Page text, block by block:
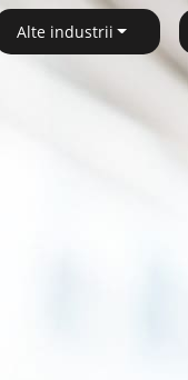
Alte industrii